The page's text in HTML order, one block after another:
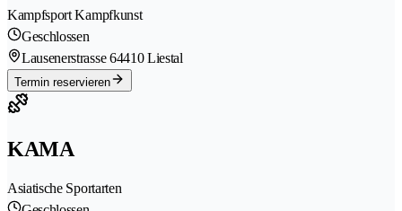
Kampfsport Kampfkunst
Geschlossen
Lausenerstrasse 64410 Liestal
Termin reservieren
KAMA
Asiatische Sportarten